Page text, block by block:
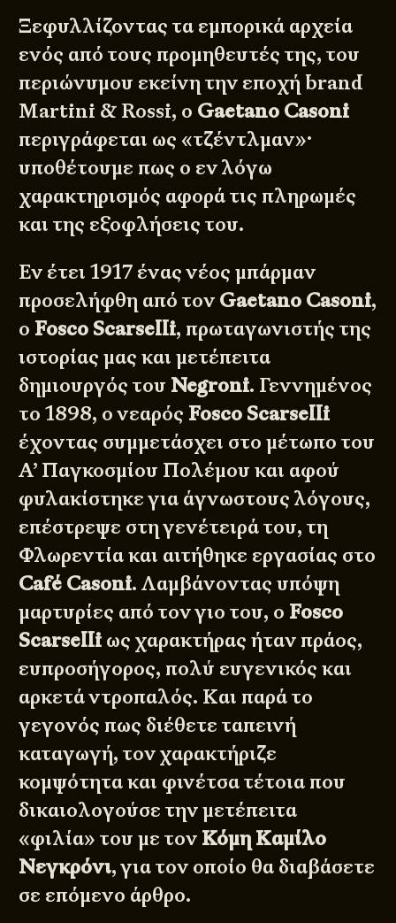
Ξεφυλλίζοντας τα εμπορικά αρχεία
ενός από τους προμηθευτές της, του
περιώνυμου εκείνη την εποχή brand
Martini & Rossi, ο Gaetano Casoni
περιγράφεται ως «τζέντλμαν»·
υποθέτουμε πως ο εν λόγω
χαρακτηρισμός αφορά τις πληρωμές
και της εξοφλήσεις του.
Εν έτει 1917 ένας νέος μπάρμαν
προσελήφθη από τον Gaetano Casoni,
ο Fosco Scarselli, πρωταγωνιστής της
ιστορίας μας και μετέπειτα
δημιουργός του Negroni. Γεννημένος
το 1898, ο νεαρός Fosco Scarselli
έχοντας συμμετάσχει στο μέτωπο του
Α’ Παγκοσμίου Πολέμου και αφού
φυλακίστηκε για άγνωστους λόγους,
επέστρεψε στη γενέτειρά του, τη
Φλωρεντία και αιτήθηκε εργασίας στο
Café Casoni. Λαμβάνοντας υπόψη
μαρτυρίες από τον γιο του, ο Fosco
Scarselli ως χαρακτήρας ήταν πράος,
ευπροσήγορος, πολύ ευγενικός και
αρκετά ντροπαλός. Και παρά το
γεγονός πως διέθετε ταπεινή
καταγωγή, τον χαρακτήριζε
κομψότητα και φινέτσα τέτοια που
δικαιολογούσε την μετέπειτα
«φιλία» του με τον Κόμη Καμίλο
Νεγκρόνι, για τον οποίο θα διαβάσετε
σε επόμενο άρθρο.